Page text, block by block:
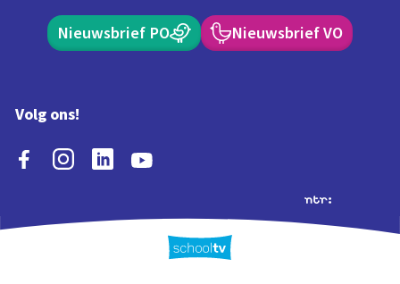
Nieuwsbrief PO Nieuwsbrief VO
Volg ons!